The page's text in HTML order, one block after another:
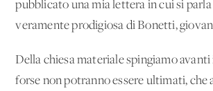
pubblicato una mia lettera in cui si
veramente prodigiosa di Bonetti,
Della chiesa materiale spingiamo avanti
forse non potranno essere ultimati, che